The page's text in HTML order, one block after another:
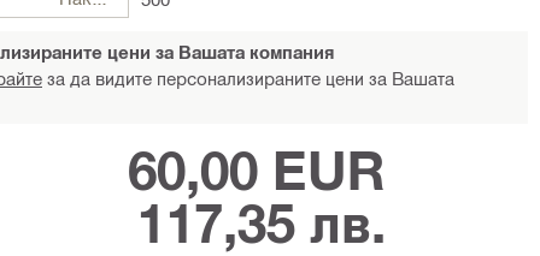
цени за Вашата компания
за да видите персонализираните цени за Вашата
60,00 EUR
117,35 лв.